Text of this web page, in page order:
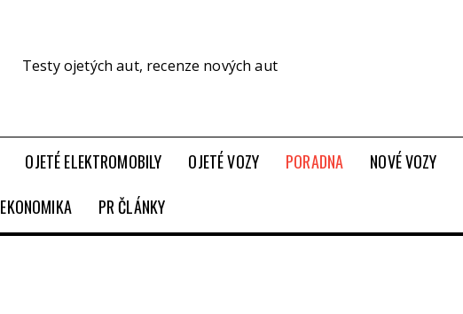
Testy ojetých aut, recenze nových aut
OJETÉ ELEKTROMOBILY OJETÉ VOZY PORADNA NOVÉ VOZY
EKONOMIKA PR ČLÁNKY